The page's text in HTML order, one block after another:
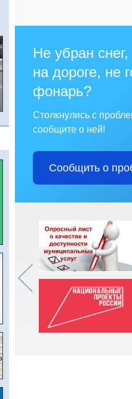
Не убран
на дороге, не
фонарь?
Столкнулись с
сообщите о ней!
Сообщить о